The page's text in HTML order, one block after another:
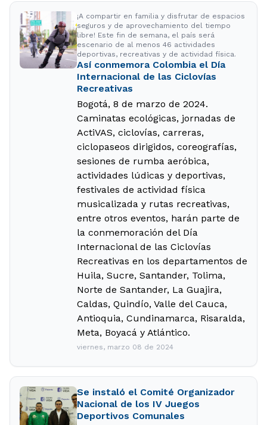
¡A compartir en familia y disfrutar de espacios
seguros y de aprovechamiento del tiempo
libre! Este fin de semana, el país será
escenario de al menos 46 actividades
deportivas, recreativas y de actividad física.
Así conmemora Colombia el Día
Internacional de las Ciclovías
Recreativas
Bogotá, 8 de marzo de 2024.
Caminatas ecológicas, jornadas de
ActiVAS, ciclovías, carreras,
ciclopaseos dirigidos, coreografías,
sesiones de rumba aeróbica,
actividades lúdicas y deportivas,
festivales de actividad física
musicalizada y rutas recreativas,
entre otros eventos, harán parte de
la conmemoración del Día
Internacional de las Ciclovías
Recreativas en los departamentos de
Huila, Sucre, Santander, Tolima,
Norte de Santander, La Guajira,
Caldas, Quindío, Valle del Cauca,
Antioquia, Cundinamarca, Risaralda,
Meta, Boyacá y Atlántico.
viernes, marzo 08 de 2024
Se instaló el Comité Organizador
Nacional de los IV Juegos
Deportivos Comunales